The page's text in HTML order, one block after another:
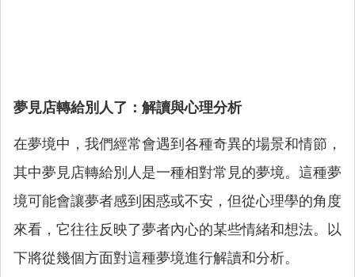
夢見店轉給別人了：解讀與心理分析
在夢境中，我們經常會遇到各種奇異的場景和情節，
其中夢見店轉給別人是一種相對常見的夢境。這種夢
境可能會讓夢者感到困惑或不安，但從心理學的角度
來看，它往往反映了夢者內心的某些情緒和想法。以
下將從幾個方面對這種夢境進行解讀和分析。